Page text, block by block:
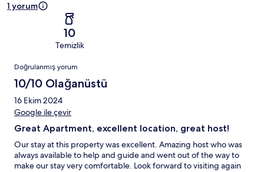
1 yorum
10
Temizlik
Yorumlar
Doğrulanmış yorum
10/10 Olağanüstü
16 Ekim 2024
Google ile çevir
Great Apartment, excellent location, great host!
Our stay at this property was excellent. Amazing host who was
always available to help and guide and went out of the way to
make our stay very comfortable. Look forward to visiting again